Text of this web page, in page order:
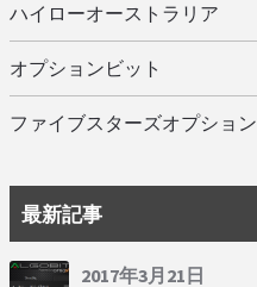
ハイローオーストラリア
オプションビット
ファイブスターズオプション
最新記事
2017年3月21日